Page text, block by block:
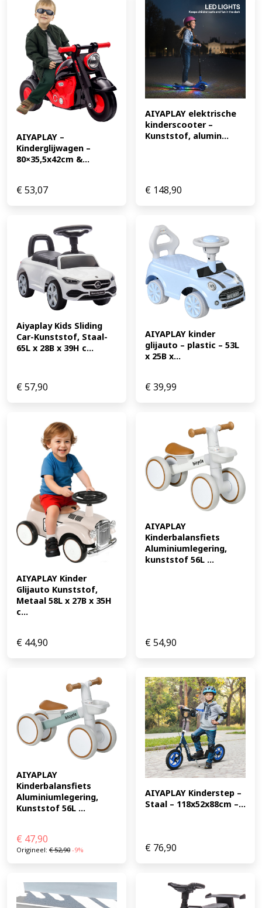
AIYAPLAY –
Kinderglijwagen –
80×35,5x42cm &...
€53,07
AIYAPLAY elektrische
kinderscooter –
Kunststof, alumin...
€ 148,90
Aiyaplay Kids Sliding
Car-Kunststof, Staal-
65L x 28B x 39H c...
€57,90
AIYAPLAY kinder
glijauto – plastic – 53L
x 25B x...
€39,99
AIYAPLAY Kinder
Glijauto Kunststof,
Metaal 58L x 27B x 35H
c...
€ 44,90
AIYAPLAY
Kinderbalansfiets
Aluminiumlegering,
kunststof 56L ...
€54,90
AIYAPLAY
Kinderbalansfiets
Aluminiumlegering,
Kunststof 56L ...
€ 47,90
Origineel: €52,90 -9%
AIYAPLAY Kinderstep –
Staal – 118x52x88cm –...
€ 76,90